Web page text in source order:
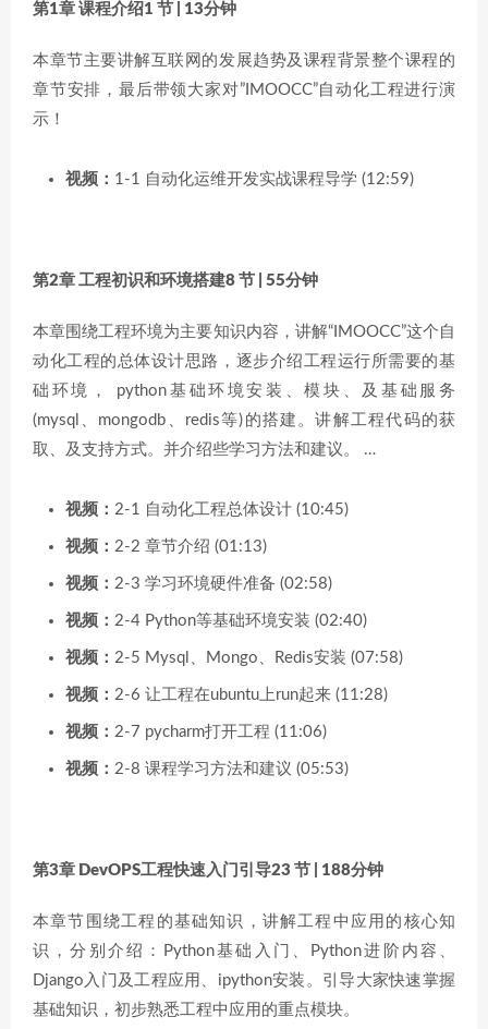
第1章 课程介绍1 节 | 13分钟
本章节主要讲解互联网的发展趋势及课程背景整个课程的
章节安排，最后带领大家对”IMOOCC”自动化工程进行演
示！
视频： 1-1 自动化运维开发实战课程导学 (12:59)
第2章 工程初识和环境搭建8 节 | 55分钟
本章围绕工程环境为主要知识内容，讲解“IMOOCC”这个自
动化工程的总体设计思路，逐步介绍工程运行所需要的基
础环境， python基础环境安装、模块、及基础服务
(mysql、mongodb、redis等)的搭建。讲解工程代码的获
取、及支持方式。并介绍些学习方法和建议。 …
视频： 2-1 自动化工程总体设计 (10:45)
视频： 2-2 章节介绍 (01:13)
视频： 2-3 学习环境硬件准备 (02:58)
视频： 2-4 Python等基础环境安装 (02:40)
视频： 2-5 Mysql、Mongo、Redis安装 (07:58)
视频： 2-6 让工程在ubuntu上run起来 (11:28)
视频： 2-7 pycharm打开工程 (11:06)
视频： 2-8 课程学习方法和建议 (05:53)
第3章 DevOPS工程快速入门引导23 节 | 188分钟
本章节围绕工程的基础知识，讲解工程中应用的核心知
识，分别介绍：Python基础入门、Python进阶内容、
Django入门及工程应用、ipython安装。引导大家快速掌握
基础知识，初步熟悉工程中应用的重点模块。